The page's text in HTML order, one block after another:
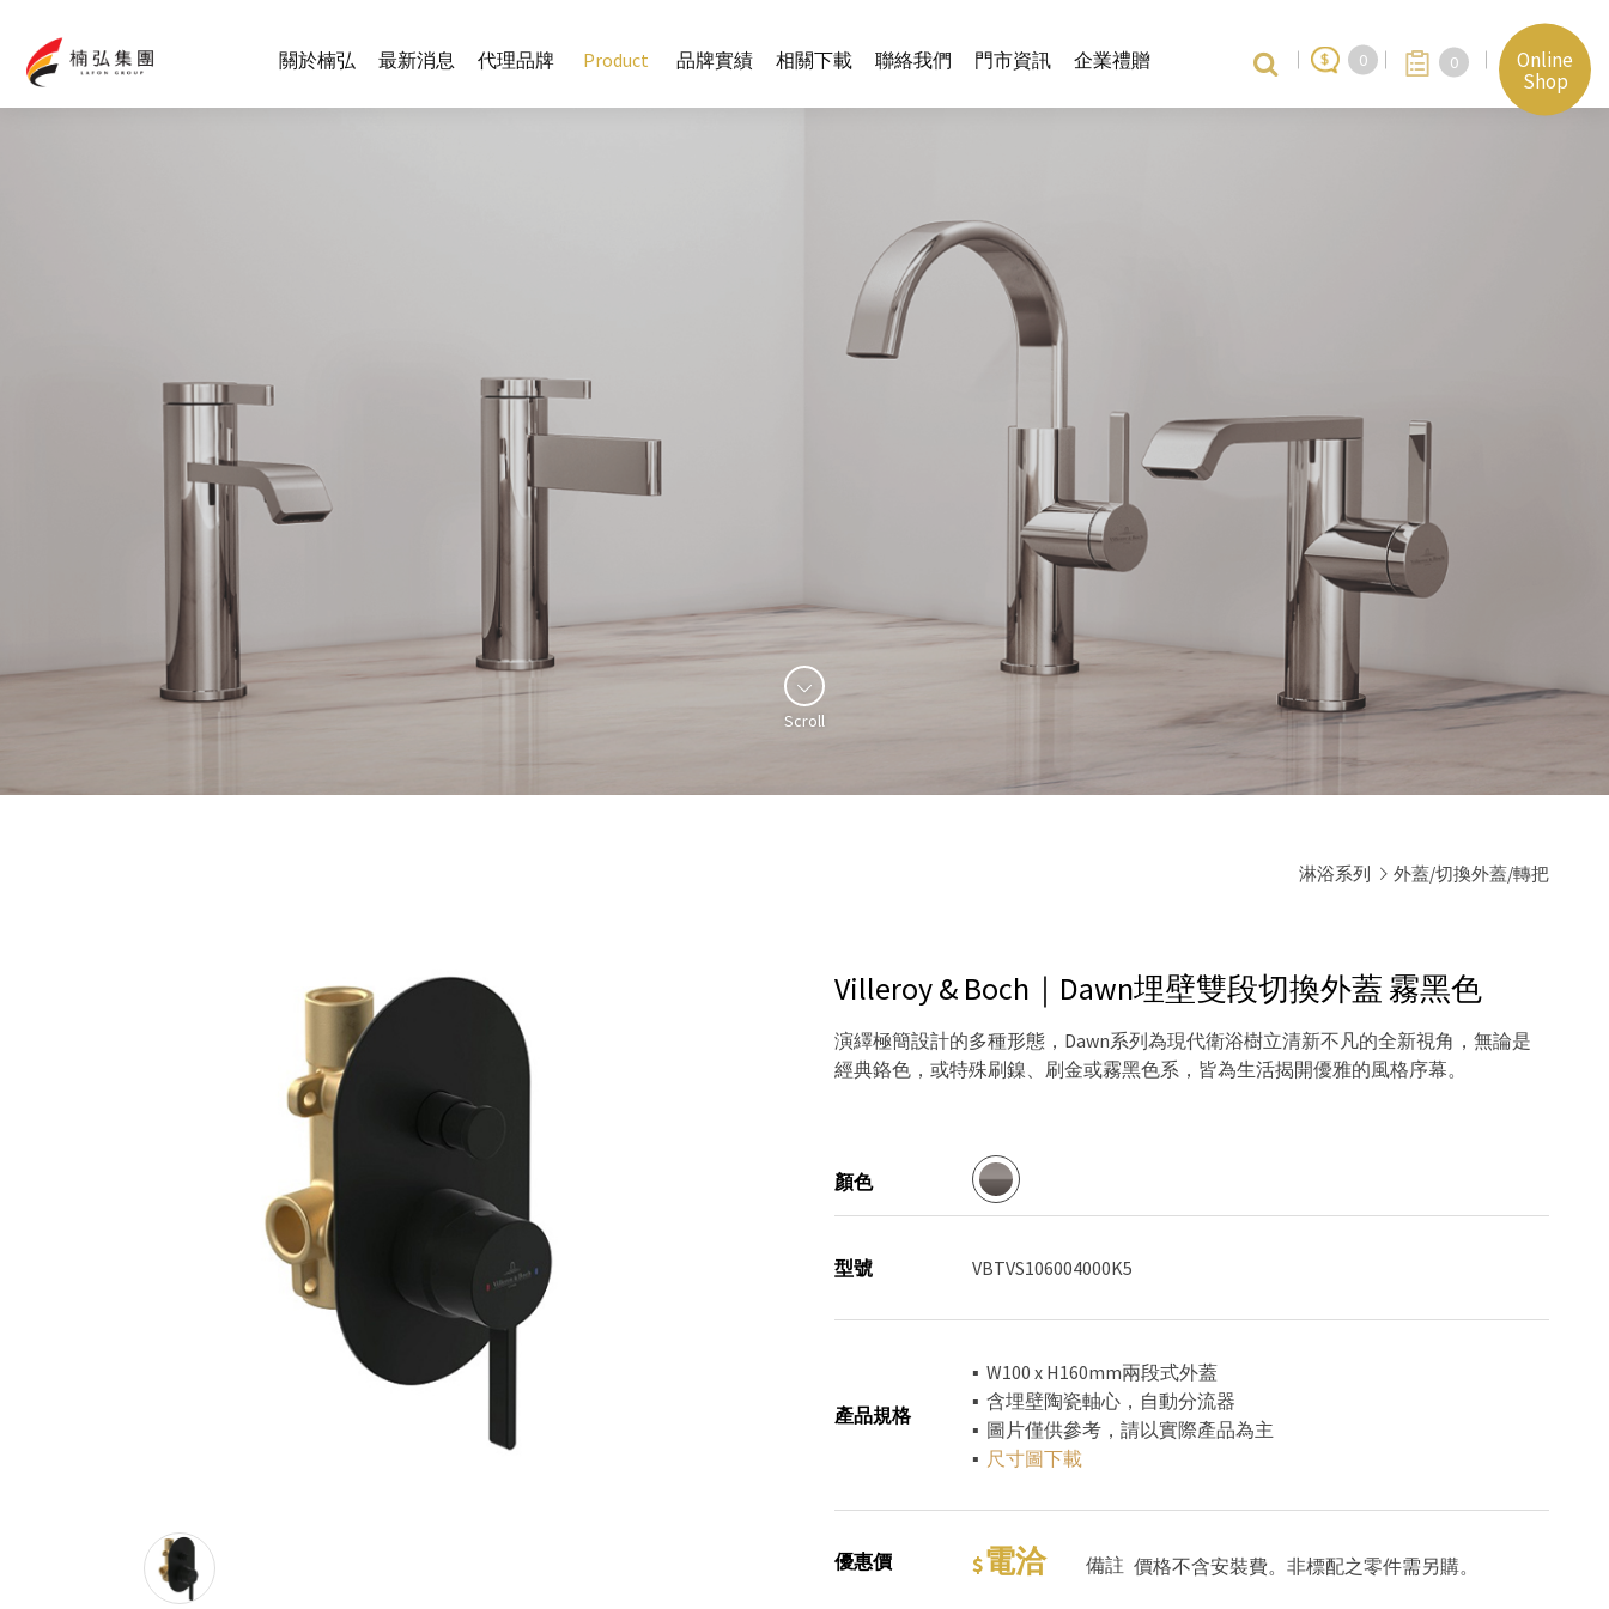
關於楠弘 最新消息 代理品牌 Product 品牌實績 相關下載 聯絡我們 門市資訊 企業禮贈 0 0
Online
Shop
Scroll
淋浴系列 外蓋/切換外蓋/轉把
Villeroy & Boch｜Dawn埋壁雙段切換外蓋霧黑色
演繹極簡設計的多種形態，Dawn系列為現代衛浴樹立清新不凡的全新視角，無論是
經典鉻色，或特殊刷鎳、刷金或霧黑色系，皆為生活揭開優雅的風格序幕。
顏色
型號 VBTVS106004000K5
產品規格
▪ W100 x H160mm兩段式外蓋
▪ 含埋壁陶瓷軸心，自動分流器
▪ 圖片僅供參考，請以實際產品為主
▪ 尺寸圖下載
優惠價 電洽 備註 價格不含安裝費。非標配之零件需另購。